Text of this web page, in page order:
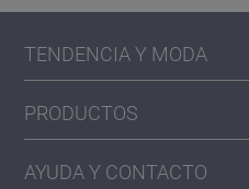
TENDENCIA Y MODA
PRODUCTOS
AYUDA Y CONTACTO